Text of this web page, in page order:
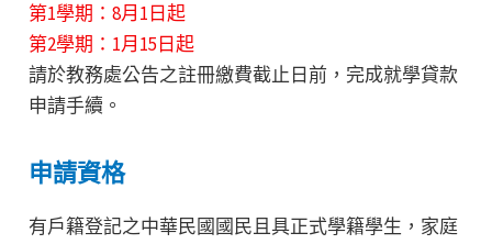
第1學期：8月1日起
第2學期：1月15日起
請於教務處公告之註冊繳費截止日前，完成就學貸款
申請手續。
申請資格
有戶籍登記之中華民國國民且具正式學籍學生，家庭